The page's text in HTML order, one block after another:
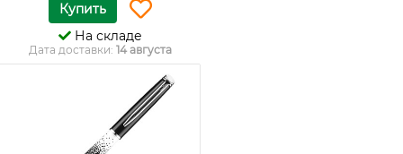
Купить
На складе
Дата доставки: 14 августа